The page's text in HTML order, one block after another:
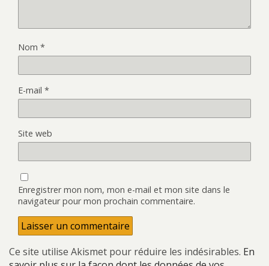
Nom *
E-mail *
Site web
Enregistrer mon nom, mon e-mail et mon site dans le
navigateur pour mon prochain commentaire.
Ce site utilise Akismet pour réduire les indésirables. En